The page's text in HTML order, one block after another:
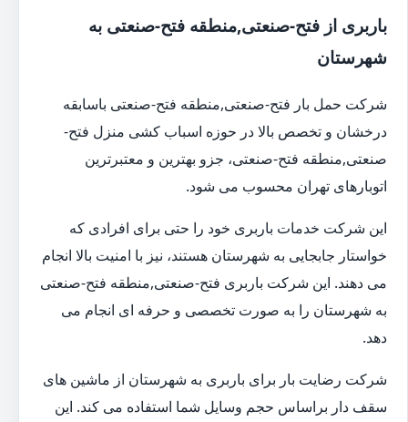
باربری از فتح-صنعتی,منطقه فتح-صنعتی به
شهرستان
شرکت حمل بار فتح-صنعتی,منطقه فتح-صنعتی باسابقه
درخشان و تخصص بالا در حوزه اسباب کشی منزل فتح-
صنعتی,منطقه فتح-صنعتی، جزو بهترین و معتبرترین
اتوبارهای تهران محسوب می شود.
این شرکت خدمات باربری خود را حتی برای افرادی که
خواستار جابجایی به شهرستان هستند، نیز با امنیت بالا انجام
می دهند. این شرکت باربری فتح-صنعتی,منطقه فتح-صنعتی
به شهرستان را به صورت تخصصی و حرفه ای انجام می
دهد.
شرکت رضایت بار برای باربری به شهرستان از ماشین های
سقف دار براساس حجم وسایل شما استفاده می کند. این